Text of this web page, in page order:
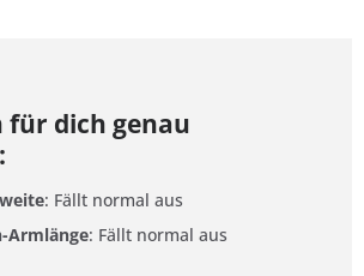
für dich genau
: Fällt normal aus
Armlänge: Fällt normal aus